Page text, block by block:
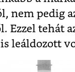
nem pedig
Ezzel tehát
leáldozott